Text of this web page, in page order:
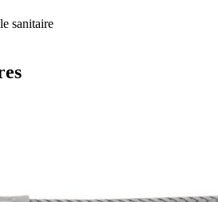
sanitaire